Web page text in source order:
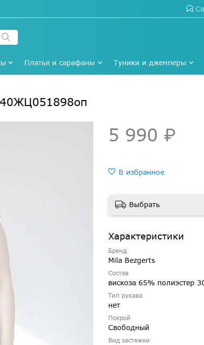
Платья и сарафаны Туники и джемперы
5 990 ₽
В избранное
Выбрать
Характеристики
Бренд
Mila Bezgerts
Состав
вискоза 65% полиэстер
Тип рукава
нет
Покрой
Свободный
Вид застежки